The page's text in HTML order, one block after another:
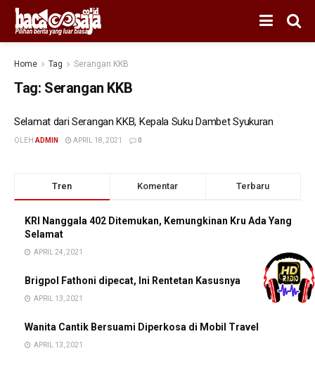
Home Tag Serangan KKB
Tag: Serangan KKB
Selamat dari Serangan KKB, Kepala Suku Dambet Syukuran
OLEH ADMIN APRIL 18, 2021 0
Tren Komentar Terbaru
KRI Nanggala 402 Ditemukan, Kemungkinan Kru Ada Yang
Selamat
APRIL 24, 2021
Brigpol Fathoni dipecat, Ini Rentetan Kasusnya
APRIL 13, 2021
Wanita Cantik Bersuami Diperkosa di Mobil Travel
APRIL 13, 2021